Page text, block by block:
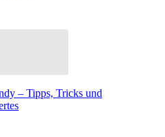
– Tipps, Tricks und